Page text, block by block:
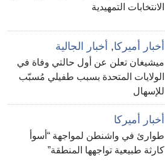
الانتخابات التمهيدية
أخبار أميركا, أخبار الجالية
ميشيغان تعلن عن أول حالتي وفاة في
الولايات المتحدة بسبب طفيلي مُسبّب
للإسهال
أخبار أميركا
طوارئ في واشنطن لمواجهة “أسوأ
كارثة طبيعية تواجهها المنطقة”